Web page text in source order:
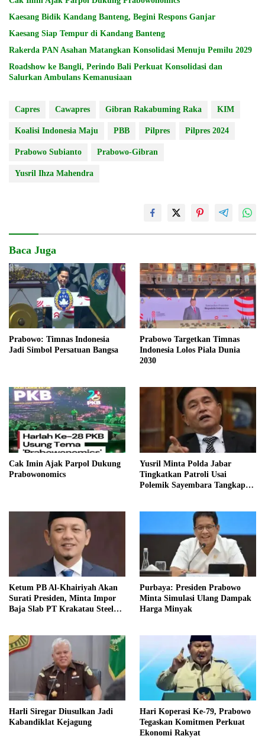
Kaesang Bidik Kandang Banteng, Begini Respons Ganjar
Kaesang Siap Tempur di Kandang Banteng
Rakerda PAN Asahan Matangkan Konsolidasi Menuju Pemilu 2029
Roadshow ke Bangli, Perindo Bali Perkuat Konsolidasi dan
Salurkan Ambulans Kemanusiaan
Capres Cawapres Gibran Rakabuming Raka KIM
Koalisi Indonesia Maju PBB Pilpres Pilpres 2024
Prabowo Subianto Prabowo-Gibran
Yusril Ihza Mahendra
Baca Juga
Prabowo: Timnas Indonesia
Jadi Simbol Persatuan Bangsa
Prabowo Targetkan Timnas
Indonesia Lolos Piala Dunia
2030
Cak Imin Ajak Parpol Dukung
Prabowonomics
Yusril Minta Polda Jabar
Tingkatkan Patroli Usai
Polemik Sayembara Tangkap
Ketum PB Al-Khairiyah Akan
Surati Presiden, Minta Impor
Baja Slab PT Krakatau Steel
Purbaya: Presiden Prabowo
Minta Simulasi Ulang Dampak
Harga Minyak
Harli Siregar Diusulkan Jadi
Kabandiklat Kejagung
Hari Koperasi Ke-79, Prabowo
Tegaskan Komitmen Perkuat
Ekonomi Rakyat